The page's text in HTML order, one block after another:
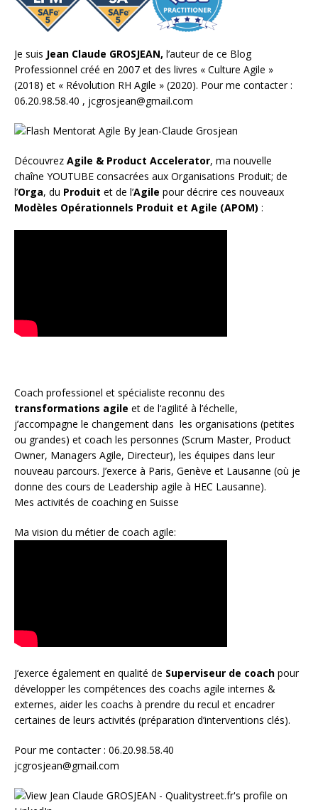
Je suis Jean Claude GROSJEAN, l’auteur de ce Blog
Professionnel créé en 2007 et des livres « Culture Agile »
(2018) et « Révolution RH Agile » (2020). Pour me contacter :
06.20.98.58.40 , jcgrosjean@gmail.com
Découvrez Agile & Product Accelerator, ma nouvelle
chaîne YOUTUBE consacrées aux Organisations Produit; de
l’Orga, du Produit et de l’Agile pour décrire ces nouveaux
Modèles Opérationnels Produit et Agile (APOM) :
Coach professionel et spécialiste reconnu des
transformations agile et de l‘agilité à l’échelle,
j’accompagne le changement dans les organisations (petites
ou grandes) et coach les personnes (Scrum Master, Product
Owner, Managers Agile, Directeur), les équipes dans leur
nouveau parcours. J’exerce à Paris, Genève et Lausanne (où je
donne des cours de Leadership agile à HEC Lausanne).
Mes activités de coaching en Suisse
Ma vision du métier de coach agile:
J’exerce également en qualité de Superviseur de coach pour
développer les compétences des coachs agile internes &
externes, aider les coachs à prendre du recul et encadrer
certaines de leurs activités (préparation d’interventions clés).
Pour me contacter : 06.20.98.58.40
jcgrosjean@gmail.com